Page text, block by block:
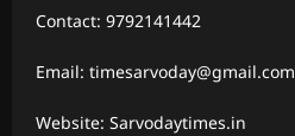
Contact: 9792141442
Email: timesarvoday@gmail.com
Website: Sarvodaytimes.in